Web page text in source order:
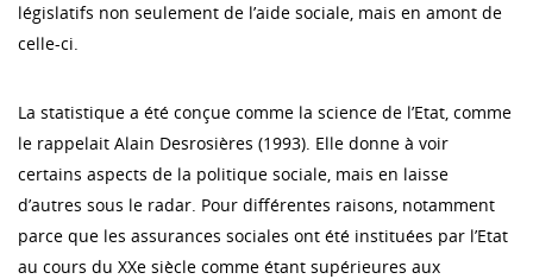
législatifs non seulement de l’aide sociale, mais en amont de
celle-ci.
La statistique a été conçue comme la science de l’Etat, comme
le rappelait Alain Desrosières (1993). Elle donne à voir
certains aspects de la politique sociale, mais en laisse
d’autres sous le radar. Pour différentes raisons, notamment
parce que les assurances sociales ont été instituées par l’Etat
au cours du XXe siècle comme étant supérieures aux